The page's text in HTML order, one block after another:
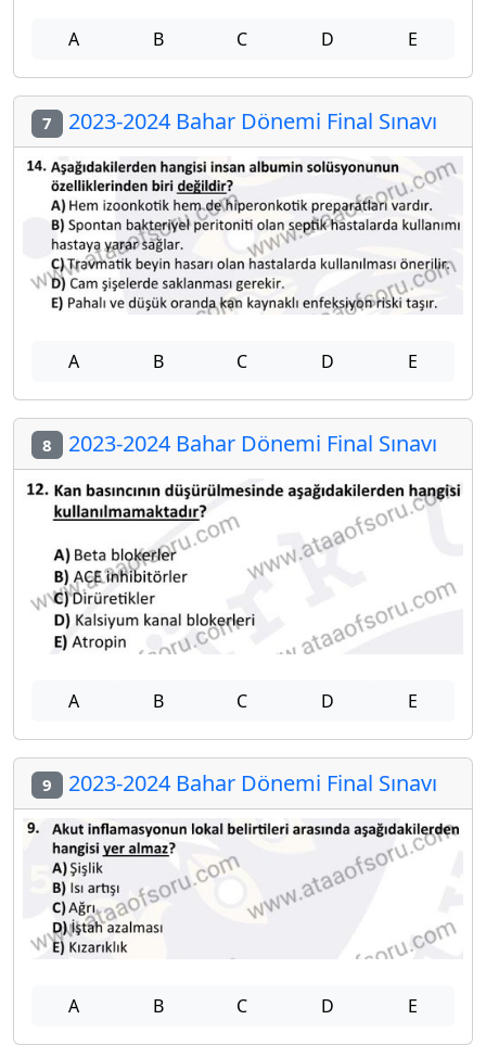
A B C D E
7 2023-2024 Bahar Dönemi Final Sınavı
A B C D E
8 2023-2024 Bahar Dönemi Final Sınavı
A B C D E
9 2023-2024 Bahar Dönemi Final Sınavı
A B C D E